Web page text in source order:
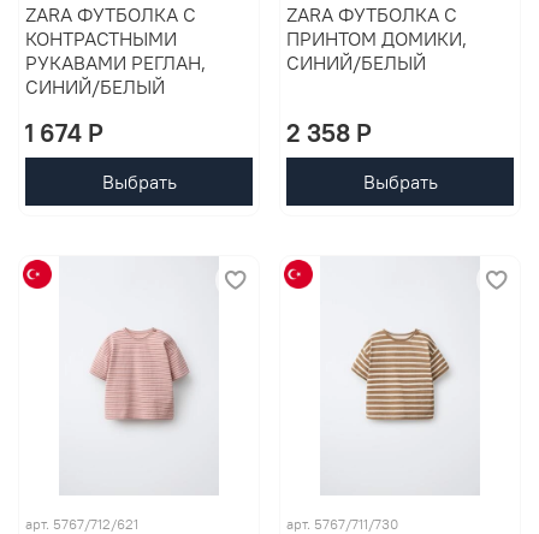
ZARA ФУТБОЛКА С
КОНТРАСТНЫМИ
РУКАВАМИ РЕГЛАН,
СИНИЙ/БЕЛЫЙ
1 674 P
Выбрать
ZARA ФУТБОЛКА С
ПРИНТОМ ДОМИКИ,
СИНИЙ/БЕЛЫЙ
2 358 P
Выбрать
арт. 5767/712/621 арт. 5767/711/730